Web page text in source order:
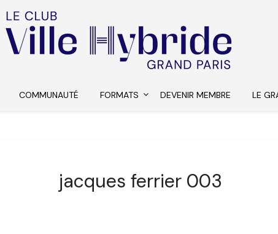
COMMUNAUTÉ FORMATS DEVENIR MEMBRE LE
jacques ferrier 003